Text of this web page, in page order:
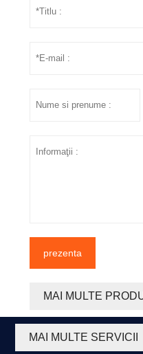
prezenta
MAI MULTE
MAI MULTE SERVICII